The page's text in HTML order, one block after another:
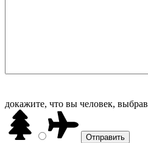
докажите, что вы человек, выбрав